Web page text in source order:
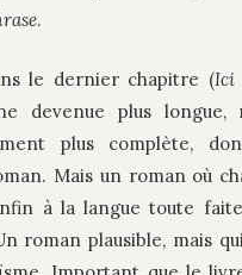
.
le dernier chapitre (Ici
devenue plus longue,
plus complète,
Mais un roman où
à la langue toute
roman plausible, mais